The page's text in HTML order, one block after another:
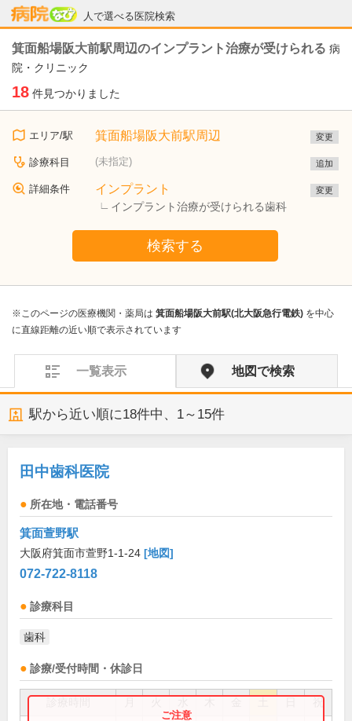
人で選べる医院検索
病院なび
箕面船場阪大前駅周辺のインプラント治療が受けられる 病
院・クリニック
18 件見つかりました
エリア/駅 箕面船場阪大前駅周辺 変更
診療科目 (未指定) 追加
詳細条件 インプラント
インプラント治療が受けられる歯科
変更
検索する
※このページの医療機関・薬局は 箕面船場阪大前駅(北大阪急行電鉄) を中心
に直線距離の近い順で表示されています
一覧表示 地図で検索
駅から近い順に18件中、 1～15件
田中歯科医院
所在地・電話番号
箕面萱野駅
大阪府箕面市萱野1-1-24 [地図]
072-722-8118
診療科目
歯科
診療/受付時間・休診日
祝